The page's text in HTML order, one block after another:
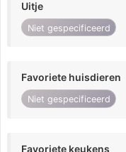
Uitje
Niet gespecificeerd
Favoriete huisdieren
Niet gespecificeerd
Favoriete keukens